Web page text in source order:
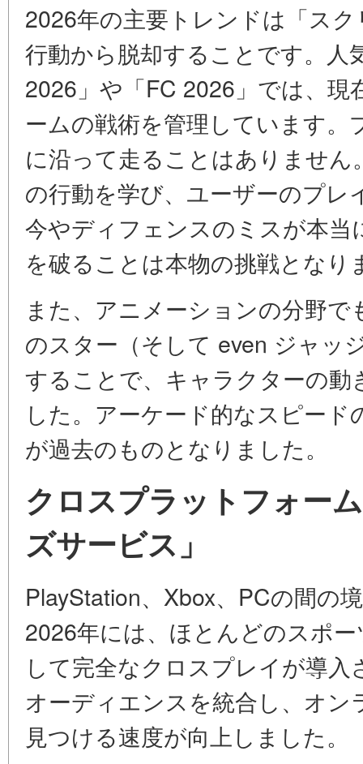
2026年の主要トレンドは「ス
行動から脱却することです。人
2026」や「FC 2026」では、
ームの戦術を管理しています
に沿って走ることはありませ
の行動を学び、ユーザーのプ
今やディフェンスのミスが本
を破ることは本物の挑戦となり
また、アニメーションの分野
のスター（そして even ジャッ
することで、キャラクターの
した。アーケード的なスピー
が過去のものとなりました。
クロスプラットフォー
ズサービス」
PlayStation、Xbox、PCの間の
2026年には、ほとんどのスポ
して完全なクロスプレイが導
オーディエンスを統合し、オ
見つける速度が向上しました。